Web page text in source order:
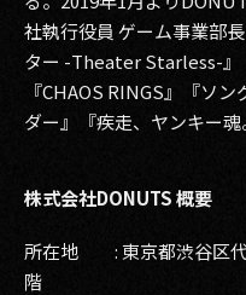
社執行役員 ゲーム事業部
ター -Theater Starless-』
『CHAOS RINGS』『ソ
ダー』『疾走、ヤンキー魂
株式会社DONUTS 概要
所在地 : 東京都渋谷区代
階